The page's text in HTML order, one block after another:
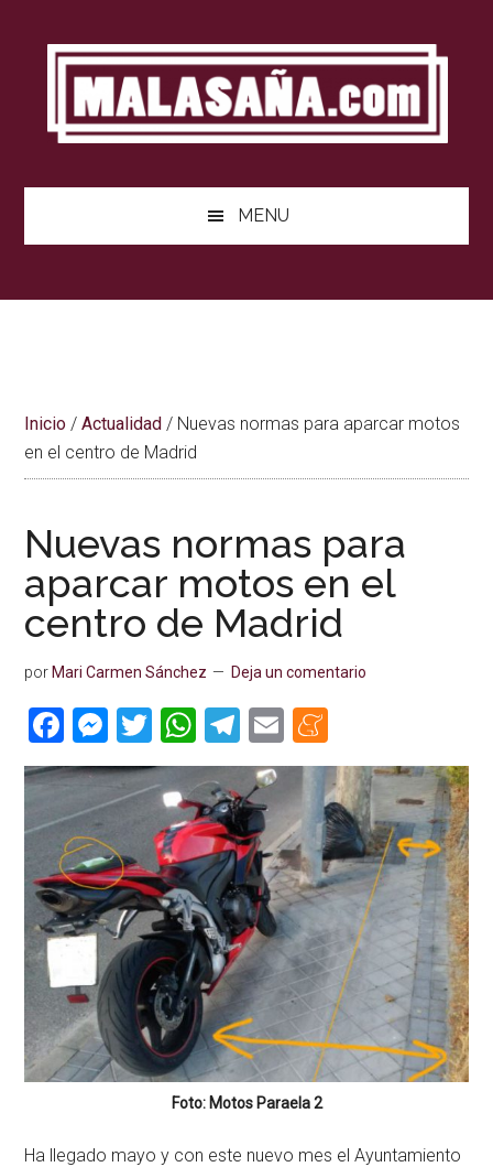
contenido
página
MENU
Inicio / Actualidad / Nuevas normas para aparcar motos
en el centro de Madrid
Nuevas normas para
aparcar motos en el
centro de Madrid
por Mari Carmen Sánchez Deja un comentario
Facebook
Messenger
Twitter
WhatsApp
Telegram
Email
Foto: Motos Paraela 2
Ha llegado mayo y con este nuevo mes el Ayuntamiento